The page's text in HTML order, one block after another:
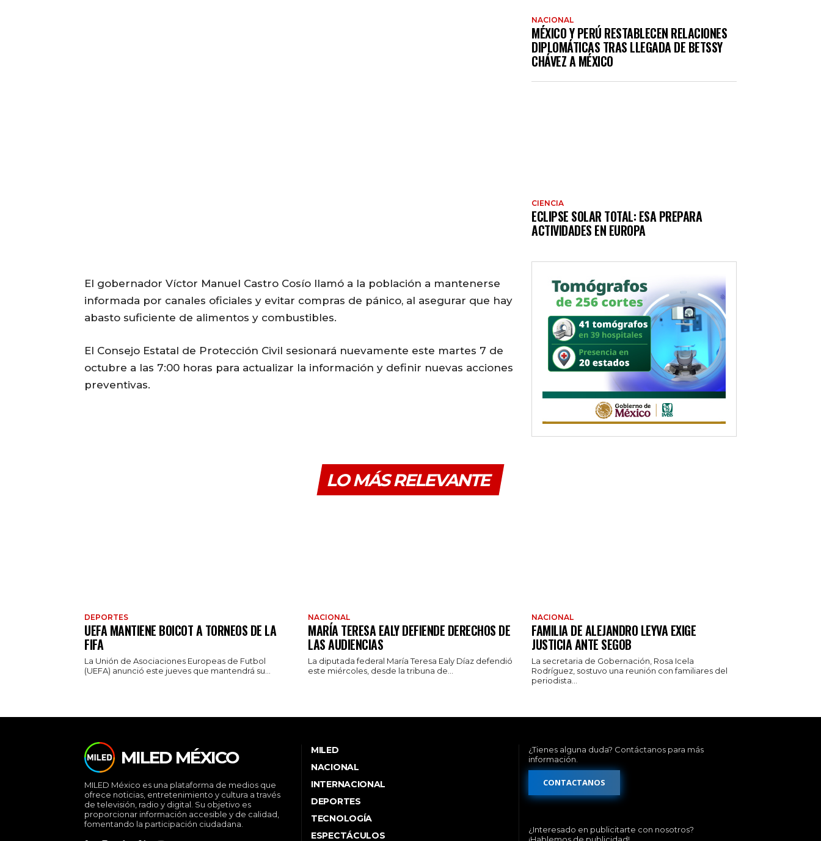
El gobernador Víctor Manuel Castro Cosío llamó a la población a mantenerse
informada por canales oficiales y evitar compras de pánico, al asegurar que hay
abasto suficiente de alimentos y combustibles.
El Consejo Estatal de Protección Civil sesionará nuevamente este martes 7 de
octubre a las 7:00 horas para actualizar la información y definir nuevas acciones
preventivas.
NACIONAL
MÉXICO Y PERÚ RESTABLECEN RELACIONES
DIPLOMÁTICAS TRAS LLEGADA DE BETSSY
CHÁVEZ A MÉXICO
CIENCIA
ECLIPSE SOLAR TOTAL: ESA PREPARA
ACTIVIDADES EN EUROPA
LO MÁS RELEVANTE
DEPORTES
UEFA MANTIENE BOICOT A TORNEOS DE LA
FIFA
La Unión de Asociaciones Europeas de Futbol
(UEFA) anunció este jueves que mantendrá su...
NACIONAL
MARÍA TERESA EALY DEFIENDE DERECHOS DE
LAS AUDIENCIAS
La diputada federal María Teresa Ealy Díaz defendió
este miércoles, desde la tribuna de...
NACIONAL
FAMILIA DE ALEJANDRO LEYVA EXIGE
JUSTICIA ANTE SEGOB
La secretaria de Gobernación, Rosa Icela
Rodríguez, sostuvo una reunión con familiares del
periodista...
MILED MÉXICO
MILED México es una plataforma de medios que
ofrece noticias, entretenimiento y cultura a través
de televisión, radio y digital. Su objetivo es
proporcionar información accesible y de calidad,
fomentando la participación ciudadana.
MILED
NACIONAL
INTERNACIONAL
DEPORTES
TECNOLOGÍA
ESPECTÁCULOS
¿Tienes alguna duda? Contáctanos para más
información.
CONTACTANOS
¿Interesado en publicitarte con nosotros?
¡Hablemos de publicidad!